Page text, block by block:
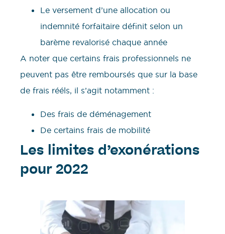
Le versement d’une allocation ou
indemnité forfaitaire définit selon un
barème revalorisé chaque année
A noter que certains frais professionnels ne
peuvent pas être remboursés que sur la base
de frais rééls, il s’agit notamment :
Des frais de déménagement
De certains frais de mobilité
Les limites d’exonérations
pour 2022